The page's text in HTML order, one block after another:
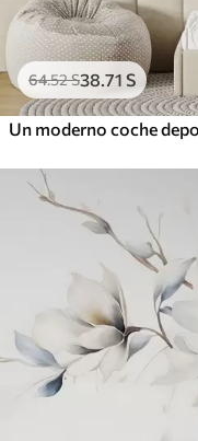
64.52S38.71 S